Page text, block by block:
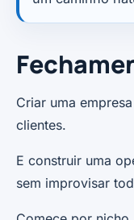
Criar uma
clientes.
E construir uma
sem improvisar